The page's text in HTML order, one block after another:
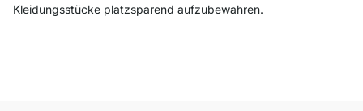
Kleidungsstücke platzsparend aufzubewahren.